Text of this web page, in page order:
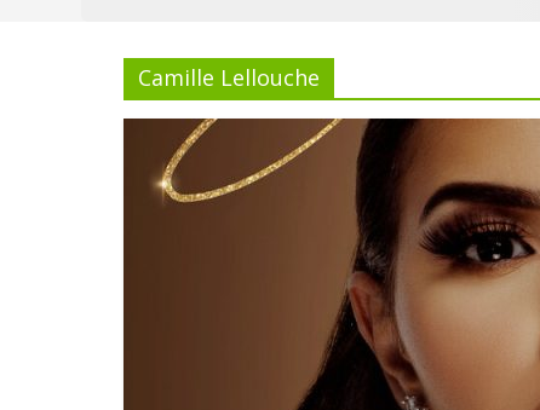
Camille Lellouche